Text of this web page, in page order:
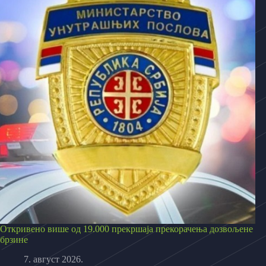
Откривено више од 19.000 прекршаја прекорачења дозвољене
брзине
7. август 2026.